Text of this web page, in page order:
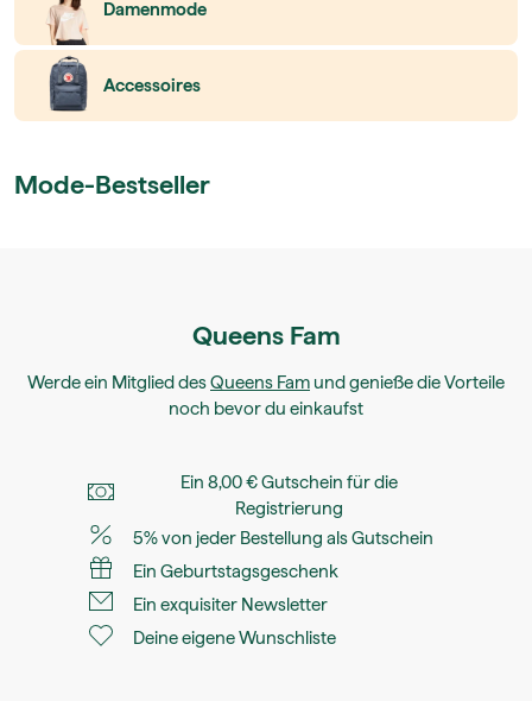
Damenmode
Accessoires
Mode-Bestseller
Queens Fam
Werde ein Mitglied desQueens Fam und genieße die Vorteile
noch bevor du einkaufst
Ein 8,00 € Gutschein für die
Registrierung
5% von jeder Bestellung als Gutschein
Ein Geburtstagsgeschenk
Ein exquisiter Newsletter
Deine eigene Wunschliste